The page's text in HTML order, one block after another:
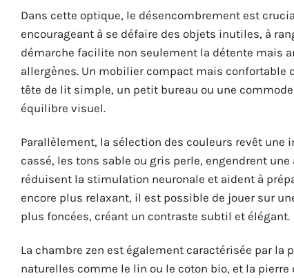
Dans cette optique, le désencombrement est
encourageant à se défaire des objets inutiles, à
démarche facilite non seulement la détente mais
allergènes. Un mobilier compact mais confortable
tête de lit simple, un petit bureau ou une
équilibre visuel.
Parallèlement, la sélection des couleurs revêt
cassé, les tons sable ou gris perle, engendrent
réduisent la stimulation neuronale et aident à
encore plus relaxant, il est possible de jouer sur
plus foncées, créant un contraste subtil et élégant.
La chambre zen est également caractérisée par la
naturelles comme le lin ou le coton bio, et la